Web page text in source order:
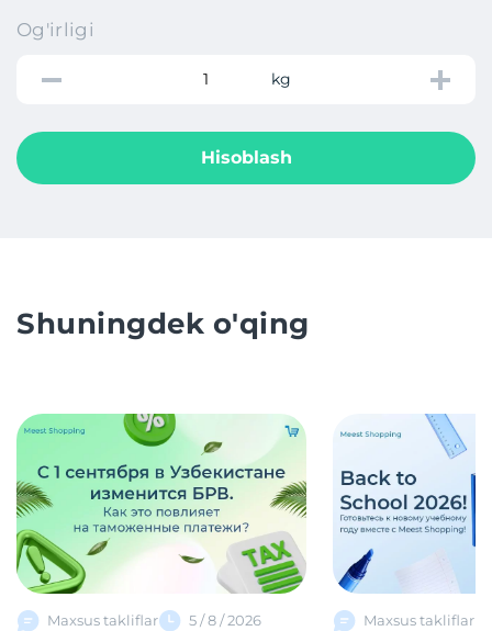
Og'irligi
kg
Hisoblash
Shuningdek o'qing
Maxsus takliflar 5 / 8 / 2026 Maxsus takliflar